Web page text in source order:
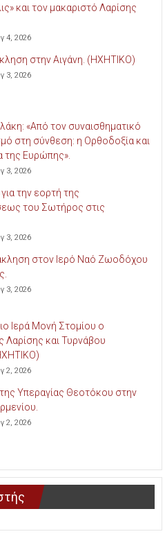
και τον μακαριστό Λαρίσης
4, 2026
στην Αιγάνη. (ΗΧΗΤΙΚΟ)
3, 2026
«Από τον συναισθηματικό
στη σύνθεση: η Ορθοδοξία και
της Ευρώπης».
3, 2026
για την εορτή της
του Σωτήρος στις
3, 2026
στον Ιερό Ναό Ζωοδόχου
3, 2026
Ιερά Μονή Στομίου ο
Λαρίσης και Τυρνάβου
2, 2026
Υπεραγίας Θεοτόκου στην
2, 2026